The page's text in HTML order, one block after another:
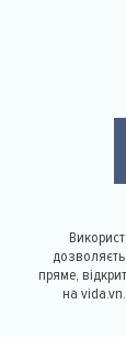
пряме,
на